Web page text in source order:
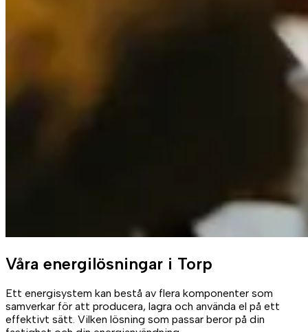
Våra energilösningar i Torp
Ett energisystem kan bestå av flera komponenter som
samverkar för att producera, lagra och använda el på ett
effektivt sätt. Vilken lösning som passar beror på din